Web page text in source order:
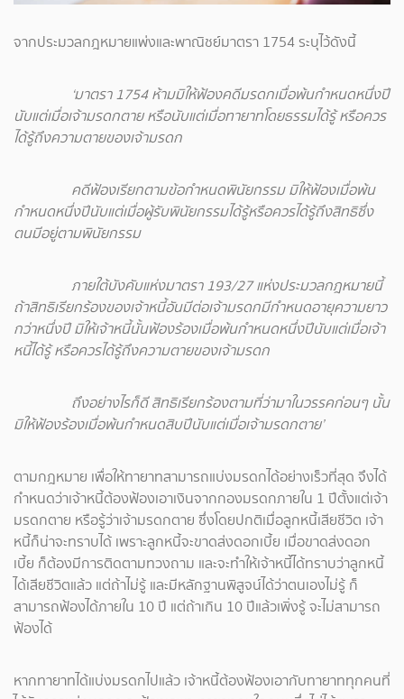
จากประมวลกฎหมายแพ่งและพาณิชย์มาตรา 1754 ระบุไว้ดังนี้
‘มาตรา 1754 ห้ามมิให้ฟ้องคดีมรดกเมื่อพ้นกำหนดหนึ่งปี
นับแต่เมื่อเจ้ามรดกตาย หรือนับแต่เมื่อทายาทโดยธรรมได้รู้ หรือควร
ได้รู้ถึงความตายของเจ้ามรดก
คดีฟ้องเรียกตามข้อกำหนดพินัยกรรม มิให้ฟ้องเมื่อพ้น
กำหนดหนึ่งปีนับแต่เมื่อผู้รับพินัยกรรมได้รู้หรือควรได้รู้ถึงสิทธิซึ่ง
ตนมีอยู่ตามพินัยกรรม
ภายใต้บังคับแห่งมาตรา 193/27 แห่งประมวลกฎหมายนี้
ถ้าสิทธิเรียกร้องของเจ้าหนี้อันมีต่อเจ้ามรดกมีกำหนดอายุความยาว
กว่าหนึ่งปี มิให้เจ้าหนี้นั้นฟ้องร้องเมื่อพ้นกำหนดหนึ่งปีนับแต่เมื่อเจ้า
หนี้ได้รู้ หรือควรได้รู้ถึงความตายของเจ้ามรดก
ถึงอย่างไรก็ดี สิทธิเรียกร้องตามที่ว่ามาในวรรคก่อนๆ นั้น
มิให้ฟ้องร้องเมื่อพ้นกำหนดสิบปีนับแต่เมื่อเจ้ามรดกตาย’
ตามกฎหมาย เพื่อให้ทายาทสามารถแบ่งมรดกได้อย่างเร็วที่สุด จึงได้
กำหนดว่าเจ้าหนี้ต้องฟ้องเอาเงินจากกองมรดกภายใน 1 ปีตั้งแต่เจ้า
มรดกตาย หรือรู้ว่าเจ้ามรดกตาย ซึ่งโดยปกติเมื่อลูกหนี้เสียชีวิต เจ้า
หนี้ก็น่าจะทราบได้ เพราะลูกหนี้จะขาดส่งดอกเบี้ย เมื่อขาดส่งดอก
เบี้ย ก็ต้องมีการติดตามทวงถาม และจะทำให้เจ้าหนี้ได้ทราบว่าลูกหนี้
ได้เสียชีวิตแล้ว แต่ถ้าไม่รู้ และมีหลักฐานพิสูจน์ได้ว่าตนเองไม่รู้ ก็
สามารถฟ้องได้ภายใน 10 ปี แต่ถ้าเกิน 10 ปีแล้วเพิ่งรู้ จะไม่สามารถ
ฟ้องได้
หากทายาทได้แบ่งมรดกไปแล้ว เจ้าหนี้ต้องฟ้องเอากับทายาททุกคนที่